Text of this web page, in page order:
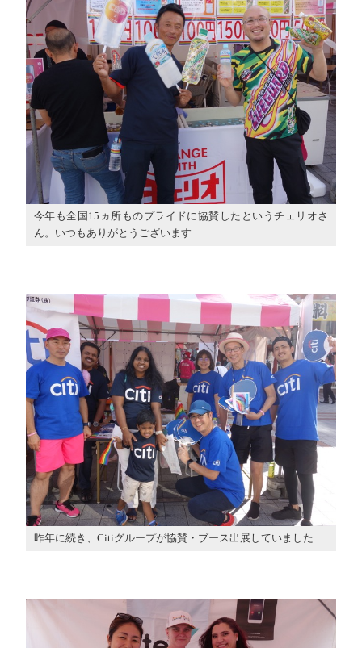
今年も全国15ヵ所ものプライドに協賛したというチェリオさ
ん。いつもありがとうございます
昨年に続き、Citiグループが協賛・ブース出展していました